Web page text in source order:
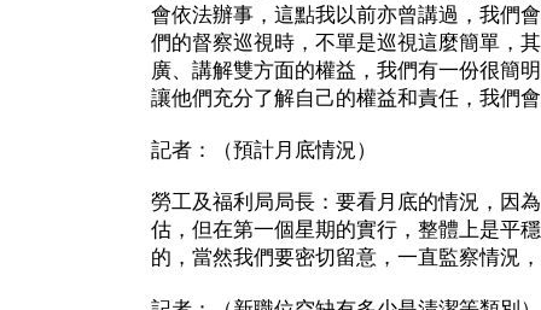
會依法辦事，這點我以前亦曾講過，我們
們的督察巡視時，不單是巡視這麼簡單，
廣、講解雙方面的權益，我們有一份很簡
讓他們充分了解自己的權益和責任，我們
記者：（預計月底情況）
勞工及福利局局長：要看月底的情況，因
估，但在第一個星期的實行，整體上是平
的，當然我們要密切留意，一直監察情況